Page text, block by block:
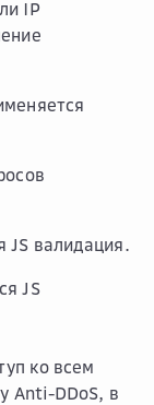
IP
JS валидация.
JS
ко всем
Anti-DDoS, в